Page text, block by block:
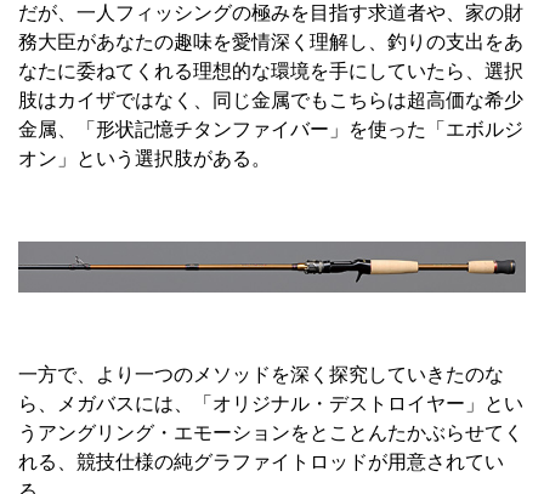
だが、一人フィッシングの極みを目指す求道者や、家の財
務大臣があなたの趣味を愛情深く理解し、釣りの支出をあ
なたに委ねてくれる理想的な環境を手にしていたら、選択
肢はカイザではなく、同じ金属でもこちらは超高価な希少
金属、「形状記憶チタンファイバー」を使った「エボルジ
オン」という選択肢がある。
一方で、より一つのメソッドを深く探究していきたのな
ら、メガバスには、「オリジナル・デストロイヤー」とい
うアングリング・エモーションをとことんたかぶらせてく
れる、競技仕様の純グラファイトロッドが用意されてい